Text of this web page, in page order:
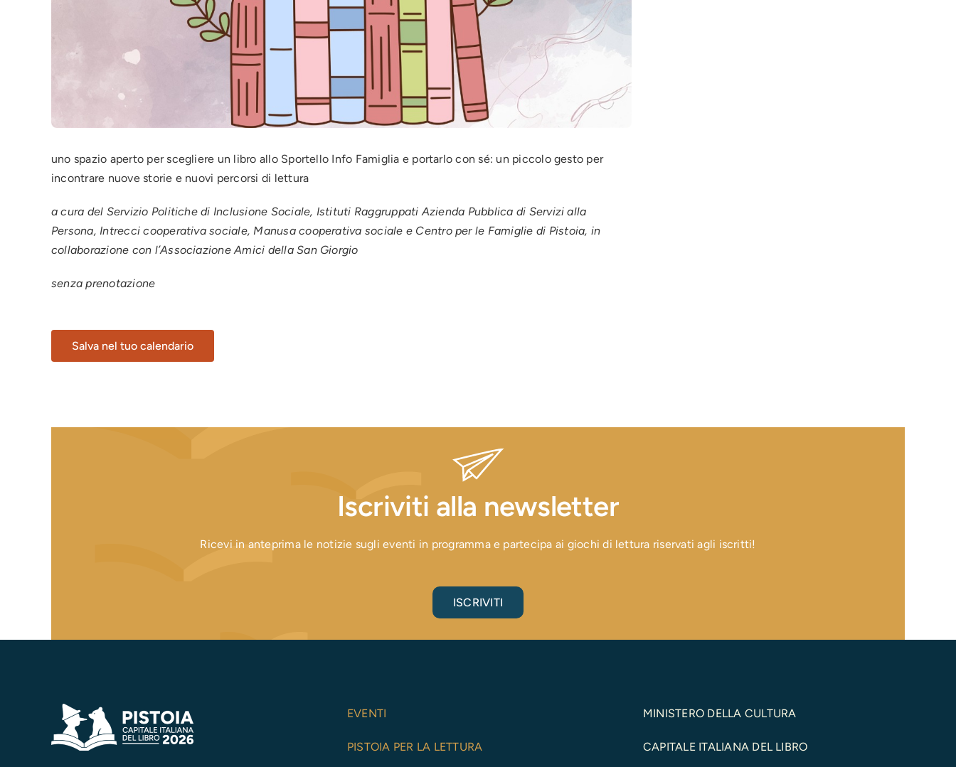
uno spazio aperto per scegliere un libro allo Sportello Info Famiglia e portarlo con sé: un piccolo gesto per
incontrare nuove storie e nuovi percorsi di lettura
a cura del Servizio Politiche di Inclusione Sociale, Istituti Raggruppati Azienda Pubblica di Servizi alla
Persona, Intrecci cooperativa sociale, Manusa cooperativa sociale e Centro per le Famiglie di Pistoia, in
collaborazione con l’Associazione Amici della San Giorgio
senza prenotazione
Salva nel tuo calendario
Iscriviti alla newsletter
Ricevi in anteprima le notizie sugli eventi in programma e partecipa ai giochi di lettura riservati agli iscritti!
ISCRIVITI
EVENTI
PISTOIA PER LA LETTURA
MINISTERO DELLA CULTURA
CAPITALE ITALIANA DEL LIBRO